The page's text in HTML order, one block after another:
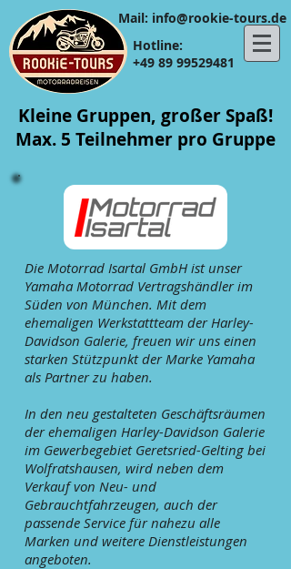
Hotline:
+49 89 99529481
​​Mail: info@rookie-tours.de
Kleine Gruppen, großer Spaß!
Max. 5 Teilnehmer pro Gruppe
Die Motorrad Isartal GmbH ist unser
Yamaha Motorrad Vertragshändler im
Süden von München. Mit dem
ehemaligen Werkstattteam der Harley-
Davidson Galerie, freuen wir uns einen
starken Stützpunkt der Marke Yamaha
als Partner zu haben.
In den neu gestalteten Geschäftsräumen
der ehemaligen Harley-Davidson Galerie
im Gewerbegebiet Geretsried-Gelting bei
Wolfratshausen, wird neben dem
Verkauf von Neu- und
Gebrauchtfahrzeugen, auch der
passende Service für nahezu alle
Marken und weitere Dienstleistungen
angeboten.